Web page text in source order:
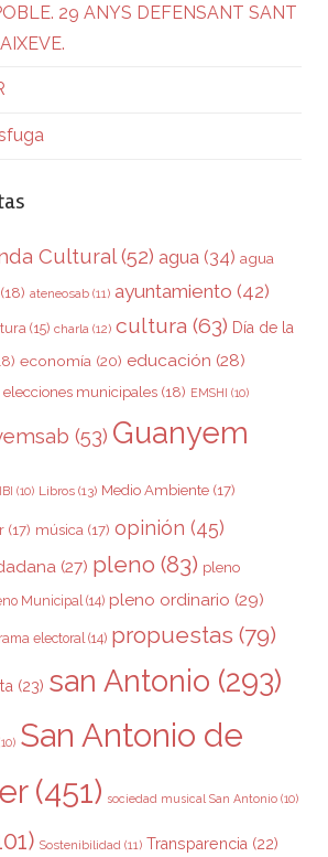
29 ANYS DEFENSANT SANT
Cultural(52) agua (34) agua
(18) ateneosab (11) ayuntamiento (42)
(15) charla (12) cultura (63) Día de la
economía (20) educación (28)
elecciones municipales (18) EMSHI (10)
(53) Guanyem
IBI (10) Libros (13) Medio Ambiente (17)
(17) música (17) opinión (45)
(27) pleno (83) pleno
Municipal (14) pleno ordinario (29)
electoral (14) propuestas (79)
(23) san Antonio (293)
San Antonio de
(451) sociedad musical San Antonio (10)
Sostenibilidad (11) Transparencia (22)